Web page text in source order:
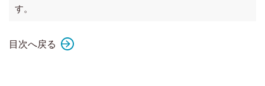
す。
目次へ戻る